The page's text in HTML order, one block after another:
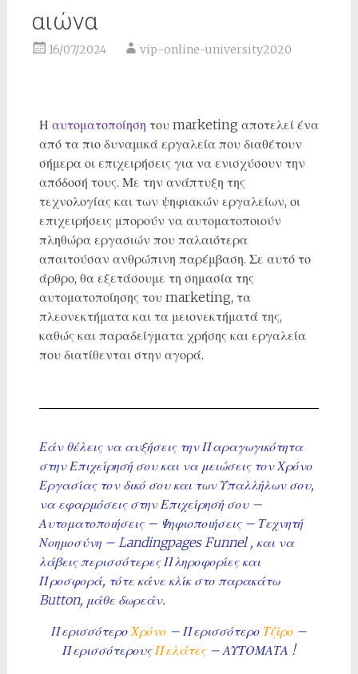
αιώνα
16/07/2024 vip-online-university2020
Η αυτοματοποίηση του marketing αποτελεί ένα
από τα πιο δυναμικά εργαλεία που διαθέτουν
σήμερα οι επιχειρήσεις για να ενισχύσουν την
απόδοσή τους. Με την ανάπτυξη της
τεχνολογίας και των ψηφιακών εργαλείων, οι
επιχειρήσεις μπορούν να αυτοματοποιούν
πληθώρα εργασιών που παλαιότερα
απαιτούσαν ανθρώπινη παρέμβαση. Σε αυτό το
άρθρο, θα εξετάσουμε τη σημασία της
αυτοματοποίησης του marketing, τα
πλεονεκτήματα και τα μειονεκτήματά της,
καθώς και παραδείγματα χρήσης και εργαλεία
που διατίθενται στην αγορά.
Εάν θέλεις να αυξήσεις την Παραγωγικότητα
στην Επιχείρησή σου και να μειώσεις τον Χρόνο
Εργασίας τον δικό σου και των Υπαλλήλων σου,
να εφαρμόσεις στην Επιχείρησή σου –
Αυτοματοποιήσεις – Ψηφιοποιήσεις – Τεχνητή
Νοημοσύνη – Landingpages Funnel , και να
λάβεις περισσότερες Πληροφορίες και
Προσφορά, τότε κάνε κλίκ στο παρακάτω
Button, μάθε δωρεάν.
ΠερισσότεροΧρόνο– Περισσότερο Τζίρο–
ΠερισσότερουςΠελάτες– ΑΥΤΟΜΑΤΑ !